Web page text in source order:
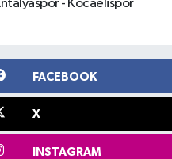
- Kocaelispor
FACEBOOK
X
INSTAGRAM